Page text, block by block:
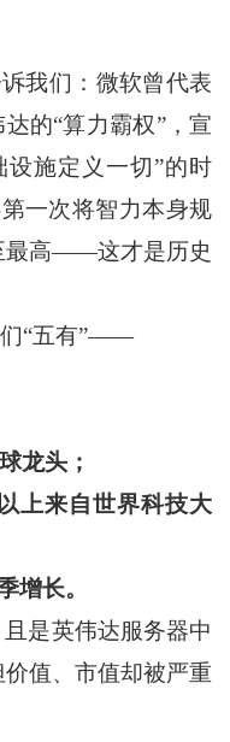
们：微软曾代表
的“算力霸权”，宣
施定义一切”的时
一次将智力本身规
最高——这才是历史
“五有”——
龙头；
上来自世界科技大
增长。
英伟达服务器中
值、市值却被严重